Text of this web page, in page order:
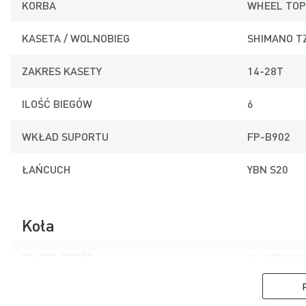
aluminium, które wymaga obróbki termicznej. Po
spieczeniu, powierzchnia lakieru tworzy idealnie
KORBA WHEEL TOP
KASETA / WOLNOBIEG SHIMANO
ZAKRES KASETY 14-28T
ILOŚĆ BIEGÓW 6
WKŁAD SUPORTU FP-B902
ŁAŃCUCH YBN S20
Koła
PIASTA PRZÓD
ALUMINIUM